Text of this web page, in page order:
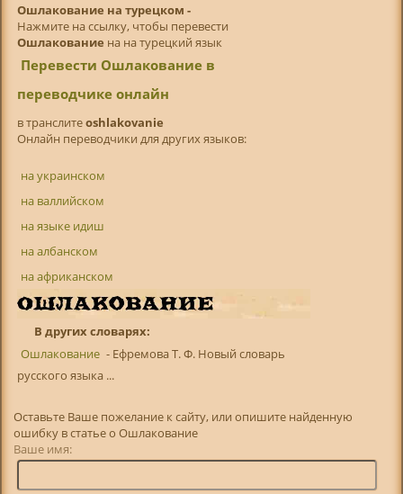
Ошлакование на турецком -
Нажмите на ссылку, чтобы перевести
Ошлакование на на турецкий язык
Перевести Ошлакование в
переводчике онлайн
в транслитeoshlakovanie
Онлайн переводчики для других языков:
на украинском
на валлийском
на языке идиш
на албанском
на африканском
В других словарях:
Ошлакование - Ефремова Т. Ф. Новый словарь
русского языка ...
Оставьте Ваше пожелание к сайту, или опишите найденную
ошибку в статье о Ошлакование
Ваше имя: